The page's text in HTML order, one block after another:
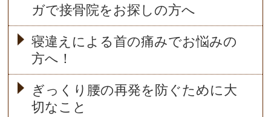
ガで接骨院をお探しの方へ
寝違えによる首の痛みでお悩みの
方へ！
ぎっくり腰の再発を防ぐために大
切なこと